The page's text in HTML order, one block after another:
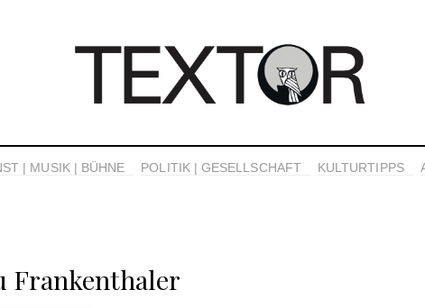
| MUSIK | BÜHNE POLITIK | GESELLSCHAFT KULTURTIPPS
Frankenthaler